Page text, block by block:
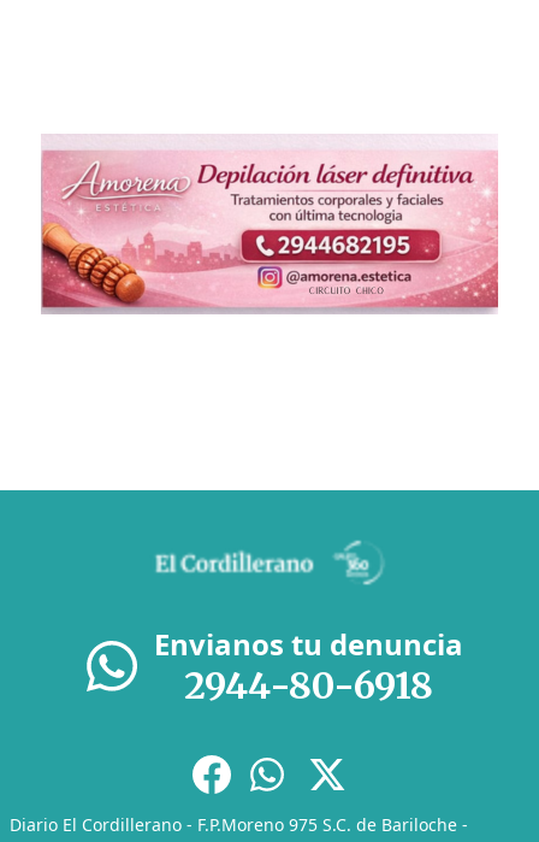
Envianos tu denuncia
2944-80-6918
Diario El Cordillerano - F.P.Moreno 975 S.C. de Bariloche -